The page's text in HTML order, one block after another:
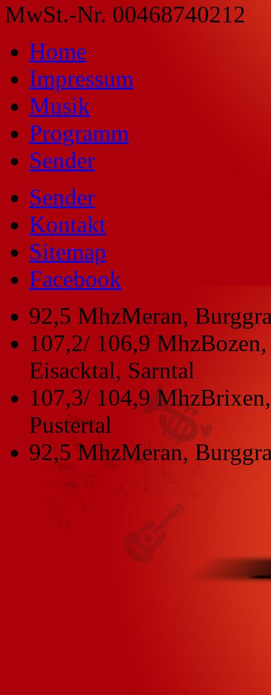
MwSt.-Nr. 00468740212
Home
Impressum
Musik
Programm
Sender
Sender
Kontakt
Sitemap
Facebook
92,5 MhzMeran,
107,2/ 106,9 Mhz
Eisacktal, Sarntal
107,3/ 104,9 Mhz
Pustertal
92,5 MhzMeran,